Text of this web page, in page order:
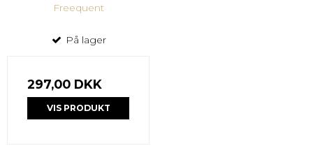
Freequent
På lager
297,00 DKK
VIS PRODUKT